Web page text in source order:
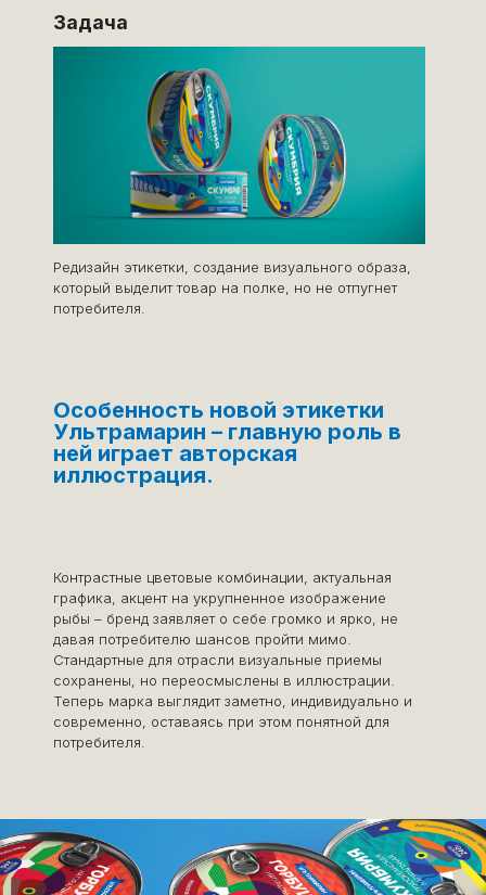
Задача
Редизайн этикетки, создание визуального образа,
который выделит товар на полке, но не отпугнет
потребителя.
Особенность новой этикетки
Ультрамарин – главную роль в
ней играет авторская
иллюстрация.
Контрастные цветовые комбинации, актуальная
графика, акцент на укрупненное изображение
рыбы – бренд заявляет о себе громко и ярко, не
давая потребителю шансов пройти мимо.
Стандартные для отрасли визуальные приемы
сохранены, но переосмыслены в иллюстрации.
Теперь марка выглядит заметно, индивидуально и
современно, оставаясь при этом понятной для
потребителя.